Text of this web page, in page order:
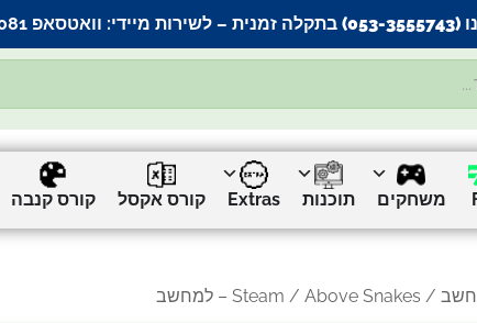
– לשירות מיידי: וואטסאפ 052-2205081
משחקים תוכנות Extras קורס אקסל קורס קנבה
/
Steam / Above Snakes – למחשב